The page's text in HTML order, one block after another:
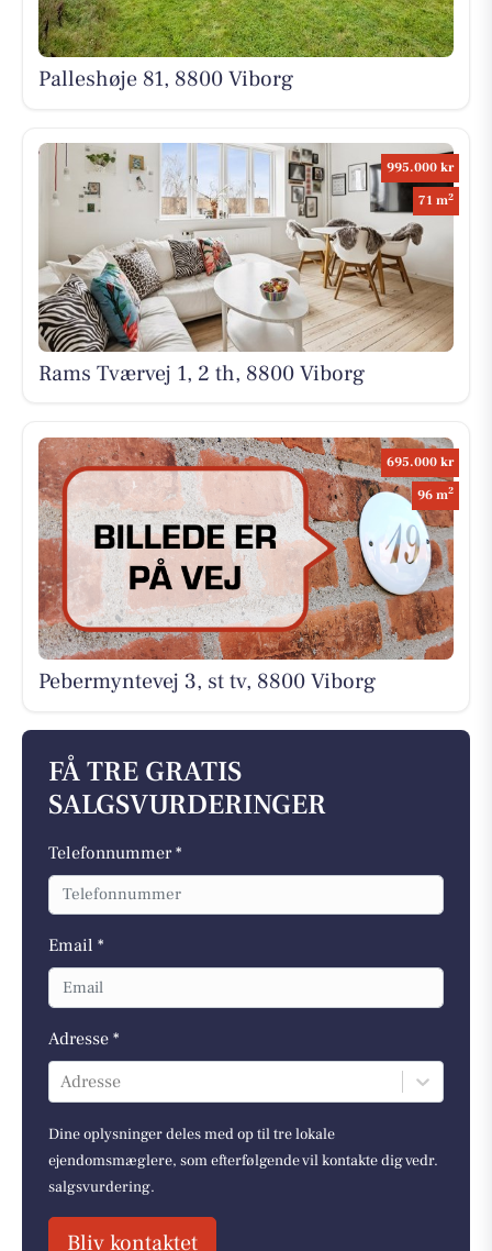
Palleshøje 81, 8800 Viborg
995.000 kr
71 m2
Rams Tværvej 1, 2 th, 8800 Viborg
695.000 kr
96 m2
Pebermyntevej 3, st tv, 8800 Viborg
FÅ TRE GRATIS
SALGSVURDERINGER
Telefonnummer *
Email *
Adresse *
Adresse
Dine oplysninger deles med op til tre lokale
ejendomsmæglere, som efterfølgende vil kontakte dig vedr.
salgsvurdering.
Bliv kontaktet